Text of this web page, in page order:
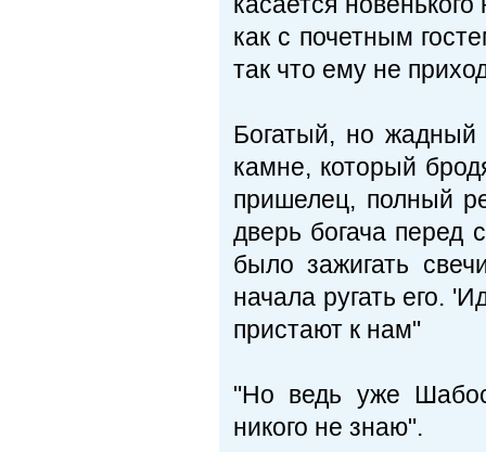
как с почетным
так что ему не
Богатый, но
камне, который
пришелец, полный
дверь богача перед
было зажигать
начала ругать его.
пристают к нам"
"Но ведь уже
никого не знаю".